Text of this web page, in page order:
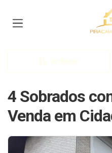
Ordenar
4 Sobrados
Venda em